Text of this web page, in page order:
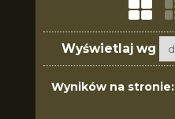
Wyświetlaj wg
Wyników na stronie: